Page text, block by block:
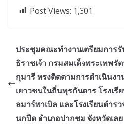
Post Views: 1,301
ประชุมคณะทำงานเตรียมการรั
ธิราชเจ้า กรมสมเด็จพระเทพ
กุมารี ทรงติดตามการดำเนินง
เยาวชนในถิ่นทุรกันดาร โรงเรี
ลมาร์พาเบิล และโรงเรียนตำร
นกปีด อำเภอปากชม จังหวัดเลย